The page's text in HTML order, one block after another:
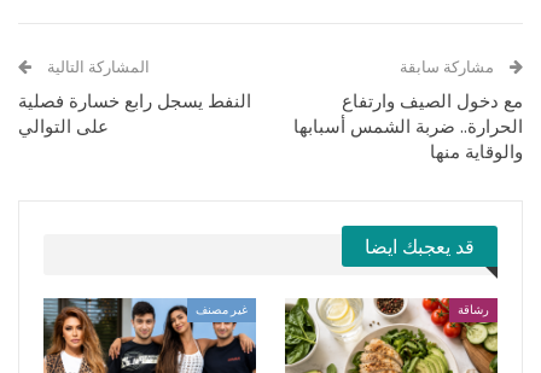
مشاركة سابقة
مع دخول الصيف وارتفاع
الحرارة.. ضربة الشمس أسبابها
والوقاية منها
المشاركة التالية
النفط يسجل رابع خسارة فصلية
على التوالي
قد يعجبك ايضا
رشاقة غير مصنف